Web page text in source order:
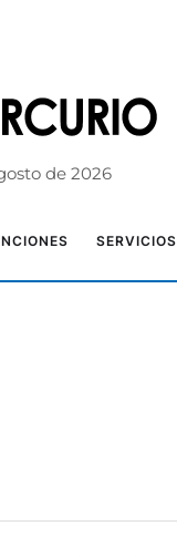
de 2026
SERVICIOS